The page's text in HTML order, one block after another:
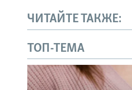
ЧИТАЙТЕ ТАКЖЕ:
ТОП-ТЕМА